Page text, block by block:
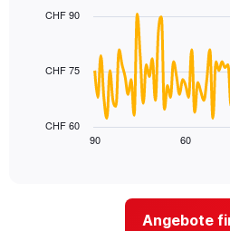
Diagramm
Achse,
Wochentage
with
90
Diagramm
90 60
CHF 60
CHF 75
CHF 90
Angebote